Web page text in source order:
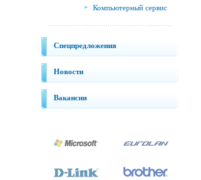
Компьютерный сервис
Спецпредложения
Новости
Вакансии